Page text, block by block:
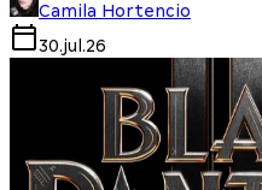
Camila Hortencio
30.jul.26